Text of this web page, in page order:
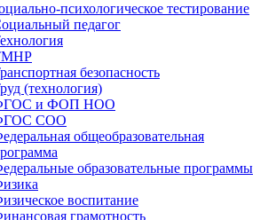
психологическое тестирование
педагог
безопасность
(технология)
и ФОП НОО
СОО
общеобразовательная
образовательные программы
воспитание
грамотность